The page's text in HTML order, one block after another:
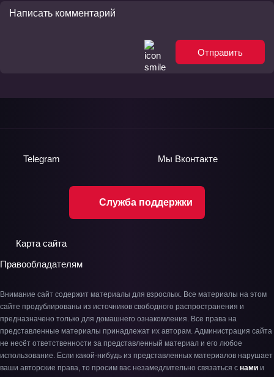
Отправить
Служба поддержки
Telegram Мы Вконтакте
Карта сайта
Правообладателям
Внимание сайт содержит материалы для взрослых. Все материалы на этом
сайте продублированы из источников свободного распространения и
предназначено только для домашнего ознакомления. Все права на
представленные материалы принадлежат их авторам. Администрация сайта
не несёт ответственности за представленный материал и его любое
использование. Если какой-нибудь из представленных материалов нарушает
ваши авторские права, то просим вас незамедлительно связаться с нами и